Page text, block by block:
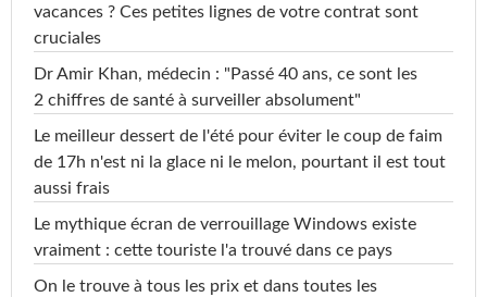
vacances ? Ces petites lignes de votre contrat sont
cruciales
Dr Amir Khan, médecin : "Passé 40 ans, ce sont les
2 chiffres de santé à surveiller absolument"
Le meilleur dessert de l'été pour éviter le coup de faim
de 17h n'est ni la glace ni le melon, pourtant il est tout
aussi frais
Le mythique écran de verrouillage Windows existe
vraiment : cette touriste l'a trouvé dans ce pays
On le trouve à tous les prix et dans toutes les